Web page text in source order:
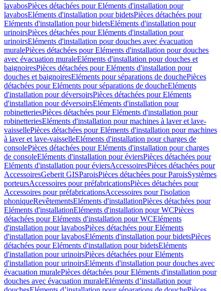
lavabosPièces détachées pour Eléments d'installation pour
lavabosEléments d'installation pour bidetsPièces détachées pour
Eléments d'installation pour bidetsEléments d'installation pour
urinoirsPièces détachées pour Eléments d'installation pour
urinoirsEléments d'installation pour douches avec évacuation
muralePièces détachées pour Eléments d'installation pour douches
avec évacuation muraleEléments d'installation pour douches et
baignoiresPièces détachées pour Eléments d'installation pour
douches et baignoiresEléments pour séparations de douchePièces
détachées pour Eléments pour séparations de doucheEléments
d'installation pour déversoirsPièces détachées pour Eléments
d'installation pour déversoirsEléments d'installation pour
robinetteriesPièces détachées pour Eléments d'installation pour
robinetteriesEléments d'installation pour machines à laver et lave-
vaissellePièces détachées pour Eléments d'installation pour machines
à laver et lave-vaisselleEléments d'installation pour charges de
consolePièces détachées pour Eléments d'installation pour charges
de consoleEléments d'installation pour éviersPièces détachées pour
Eléments d'installation pour éviersAccessoiresPièces détachées pour
AccessoiresGeberit GISParoisPièces détachées pour ParoisSystèmes
porteursAccessoires pour préfabricationsPièces détachées pour
Accessoires pour préfabricationsAccessoires pour l'isolation
phoniqueRevêtementsEléments d'installationPièces détachées pour
Eléments d'installationEléments d'installation pour WCPièces
détachées pour Eléments d'installation pour WCEléments
d'installation pour lavabosPièces détachées pour Eléments
d'installation pour lavabosEléments d'installation pour bidetsPièces
détachées pour Eléments d'installation pour bidetsEléments
d'installation pour urinoirsPièces détachées pour Eléments
d'installation pour urinoirsEléments d'installation pour douches avec
évacuation muralePièces détachées pour Eléments d'installation pour
douches avec évacuation muraleEléments d’installation pour